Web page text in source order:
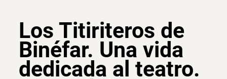
Los Titiriteros de
Binéfar. Una vida
dedicada al teatro.